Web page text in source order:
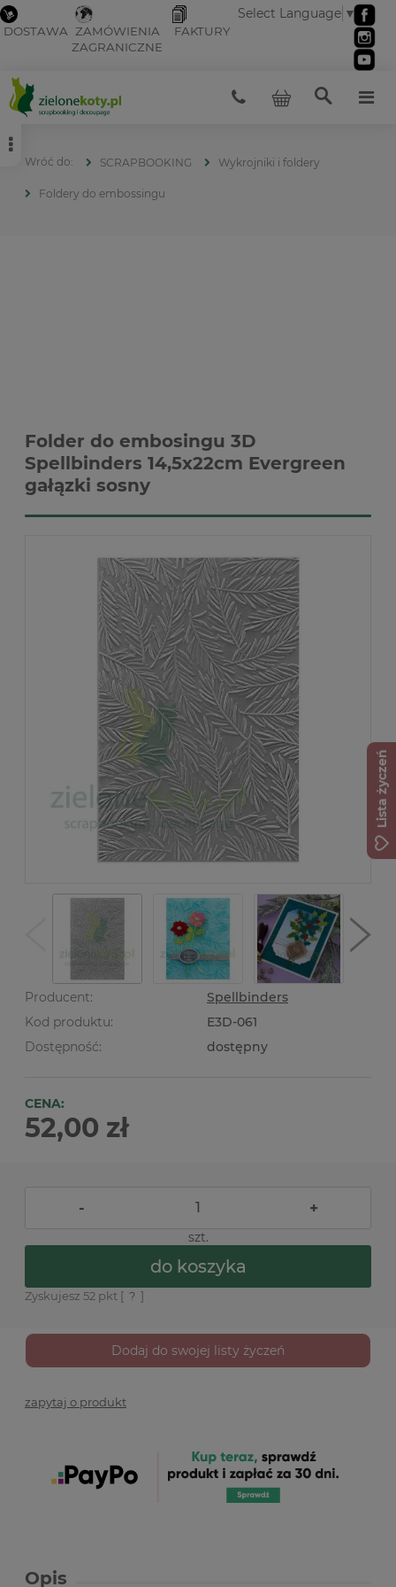
DOSTAWA ZAMÓWIENIA
ZAGRANICZNE
FAKTURY
Select Language ▼
SCRAPBOOKING Wykrojniki i foldery
Foldery do embossingu
Folder do embosingu 3D
Spellbinders 14,5x22cm Evergreen
gałązki sosny
Producent:
Spellbinders
Kod produktu:
E3D-061
Dostępność:
dostępny
CENA:
52,00 zł
- +
szt.
do koszyka
Zyskujesz 52 pkt [ ? ]
Dodaj do swojej listy życzeń
zapytaj o produkt
Opis
Lista życzeń